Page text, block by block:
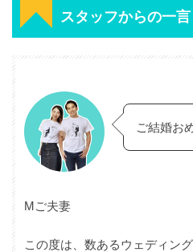
スタッフからの一言
ご結婚お
Mご夫妻
この度は、数あるウェディン